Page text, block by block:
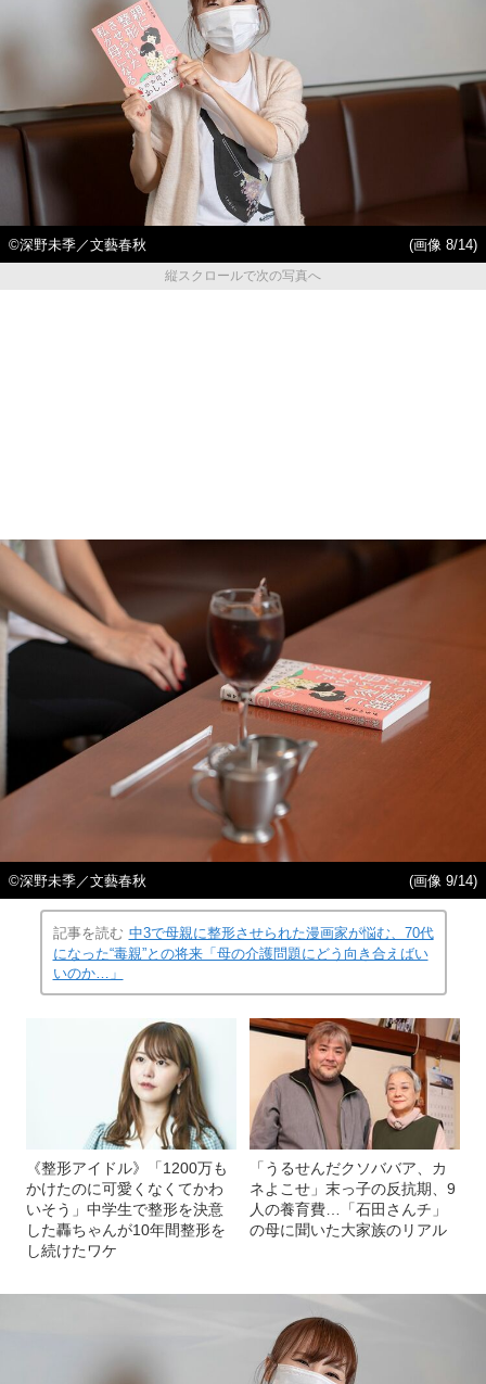
©深野未季／文藝春秋
(画像 8/14)
縦スクロールで次の写真へ
©深野未季／文藝春秋 (画像 9/14)
記事を読む 中3で母親に整形させられた漫画家が悩む、70代
になった“毒親”との将来「母の介護問題にどう向き合えばい
いのか…」
《整形アイドル》「1200万も
かけたのに可愛くなくてかわ
いそう」中学生で整形を決意
した轟ちゃんが10年間整形を
し続けたワケ
「うるせんだクソババア、カ
ネよこせ」末っ子の反抗期、9
人の養育費…「石田さんチ」
の母に聞いた大家族のリアル